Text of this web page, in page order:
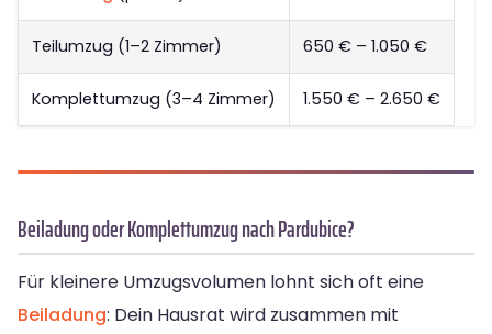
Teilumzug (1–2 Zimmer) 650 € – 1.050 €
Komplettumzug (3–4 Zimmer) 1.550 € – 2.650 €
Beiladung oder Komplettumzug nach Pardubice?
Für kleinere Umzugsvolumen lohnt sich oft eine
Beiladung: Dein Hausrat wird zusammen mit